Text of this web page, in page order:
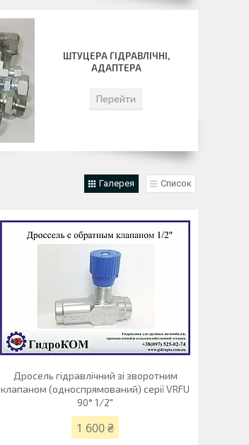
ШТУЦЕРА ГІДРАВЛІЧНІ,
АДАПТЕРА
Перейти
Галерея Список
Дросель гідравлічний зі зворотним
клапаном (односпрямований) серії VRFU
90° 1/2"
1 600 ₴